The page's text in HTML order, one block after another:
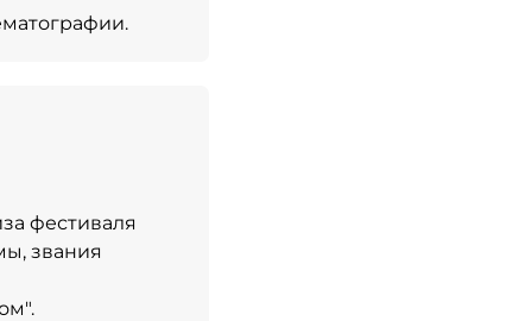
фестиваля
звания